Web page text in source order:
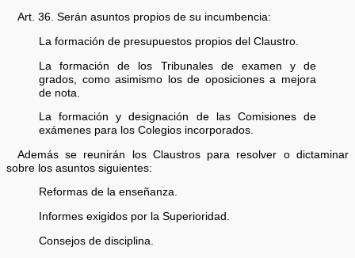
Art. 36. Serán asuntos propios de su incumbencia:
La formación de presupuestos propios del Claustro.
La formación de los Tribunales de examen y de
grados, como asimismo los de oposiciones a mejora
de nota.
La formación y designación de las Comisiones de
exámenes para los Colegios incorporados.
Además se reunirán los Claustros para resolver o dictaminar
sobre los asuntos siguientes:
Reformas de la enseñanza.
Informes exigidos por la Superioridad.
Consejos de disciplina.